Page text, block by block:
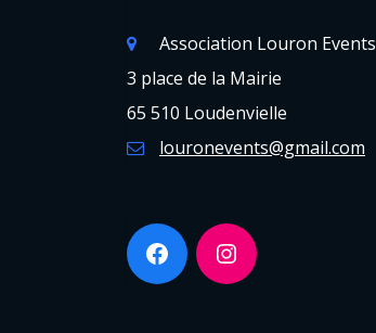
Association Louron Events
3 place de la Mairie
65 510 Loudenvielle
louronevents@gmail.com